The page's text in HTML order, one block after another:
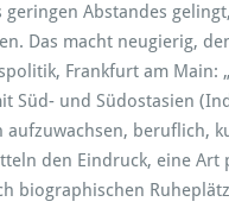
Abstandes
Das macht neugierig,
Frankfurt am
Süd- und Südostasien
aufzuwachsen, beruflich,
den Eindruck, eine
biographischen